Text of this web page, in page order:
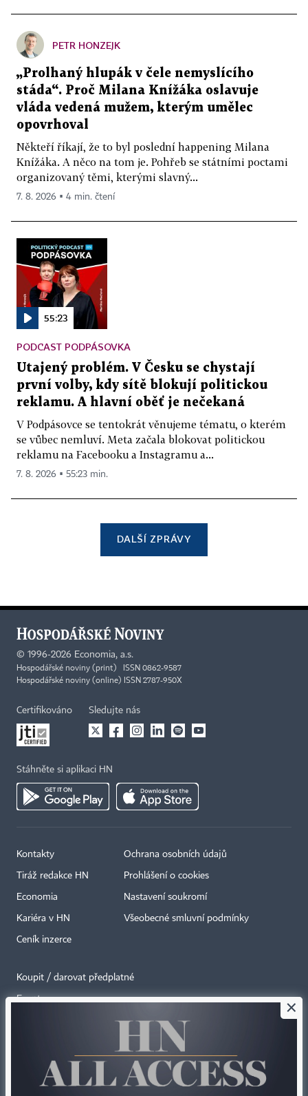
PETR HONZEJK
„Prolhaný hlupák v čele nemyslícího
stáda“. Proč Milana Knížáka oslavuje
vláda vedená mužem, kterým umělec
opovrhoval
Někteří říkají, že to byl poslední happening Milana
Knížáka. A něco na tom je. Pohřeb se státními poctami
organizovaný těmi, kterými slavný...
7. 8. 2026 ▪ 4 min. čtení
55:23
PODCAST PODPÁSOVKA
Utajený problém. V Česku se chystají
první volby, kdy sítě blokují politickou
reklamu. A hlavní oběť je nečekaná
V Podpásovce se tentokrát věnujeme tématu, o kterém
se vůbec nemluví. Meta začala blokovat politickou
reklamu na Facebooku a Instagramu a...
7. 8. 2026 ▪ 55:23 min.
DALŠÍ ZPRÁVY
© 1996-2026 Economia, a.s.
Hospodářské noviny (print) ISSN 0862-9587
Hospodářské noviny (online) ISSN 2787-950X
Certifikováno Sledujte nás
Stáhněte si aplikaci HN
Kontakty
Tiráž redakce HN
Economia
Kariéra v HN
Ceník inzerce
Ochrana osobních údajů
Prohlášení o cookies
Nastavení soukromí
Všeobecné smluvní podmínky
Koupit / darovat předplatné
Eventy ×